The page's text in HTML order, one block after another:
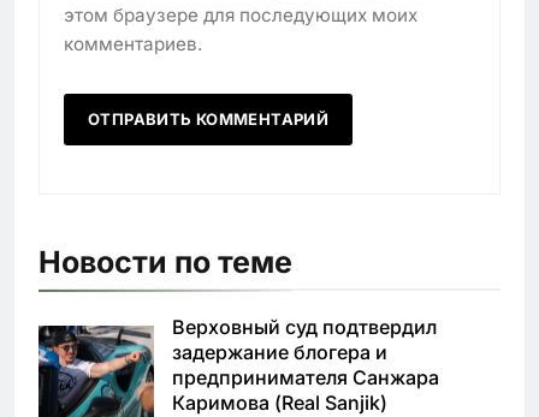
этом браузере для последующих моих
комментариев.
Новости по теме
Верховный суд подтвердил
задержание блогера и
предпринимателя Санжара
Каримова (Real Sanjik)